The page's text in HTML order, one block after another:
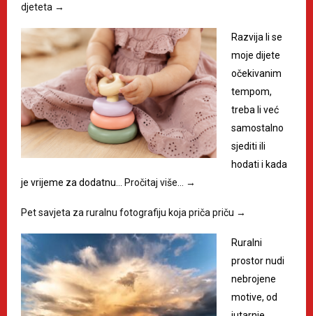
djeteta →
Razvija li se
moje dijete
očekivanim
tempom,
treba li već
samostalno
sjediti ili
hodati i kada
je vrijeme za dodatnu…
Pročitaj više… →
Pet savjeta za ruralnu fotografiju koja priča priču →
Ruralni
prostor nudi
nebrojene
motive, od